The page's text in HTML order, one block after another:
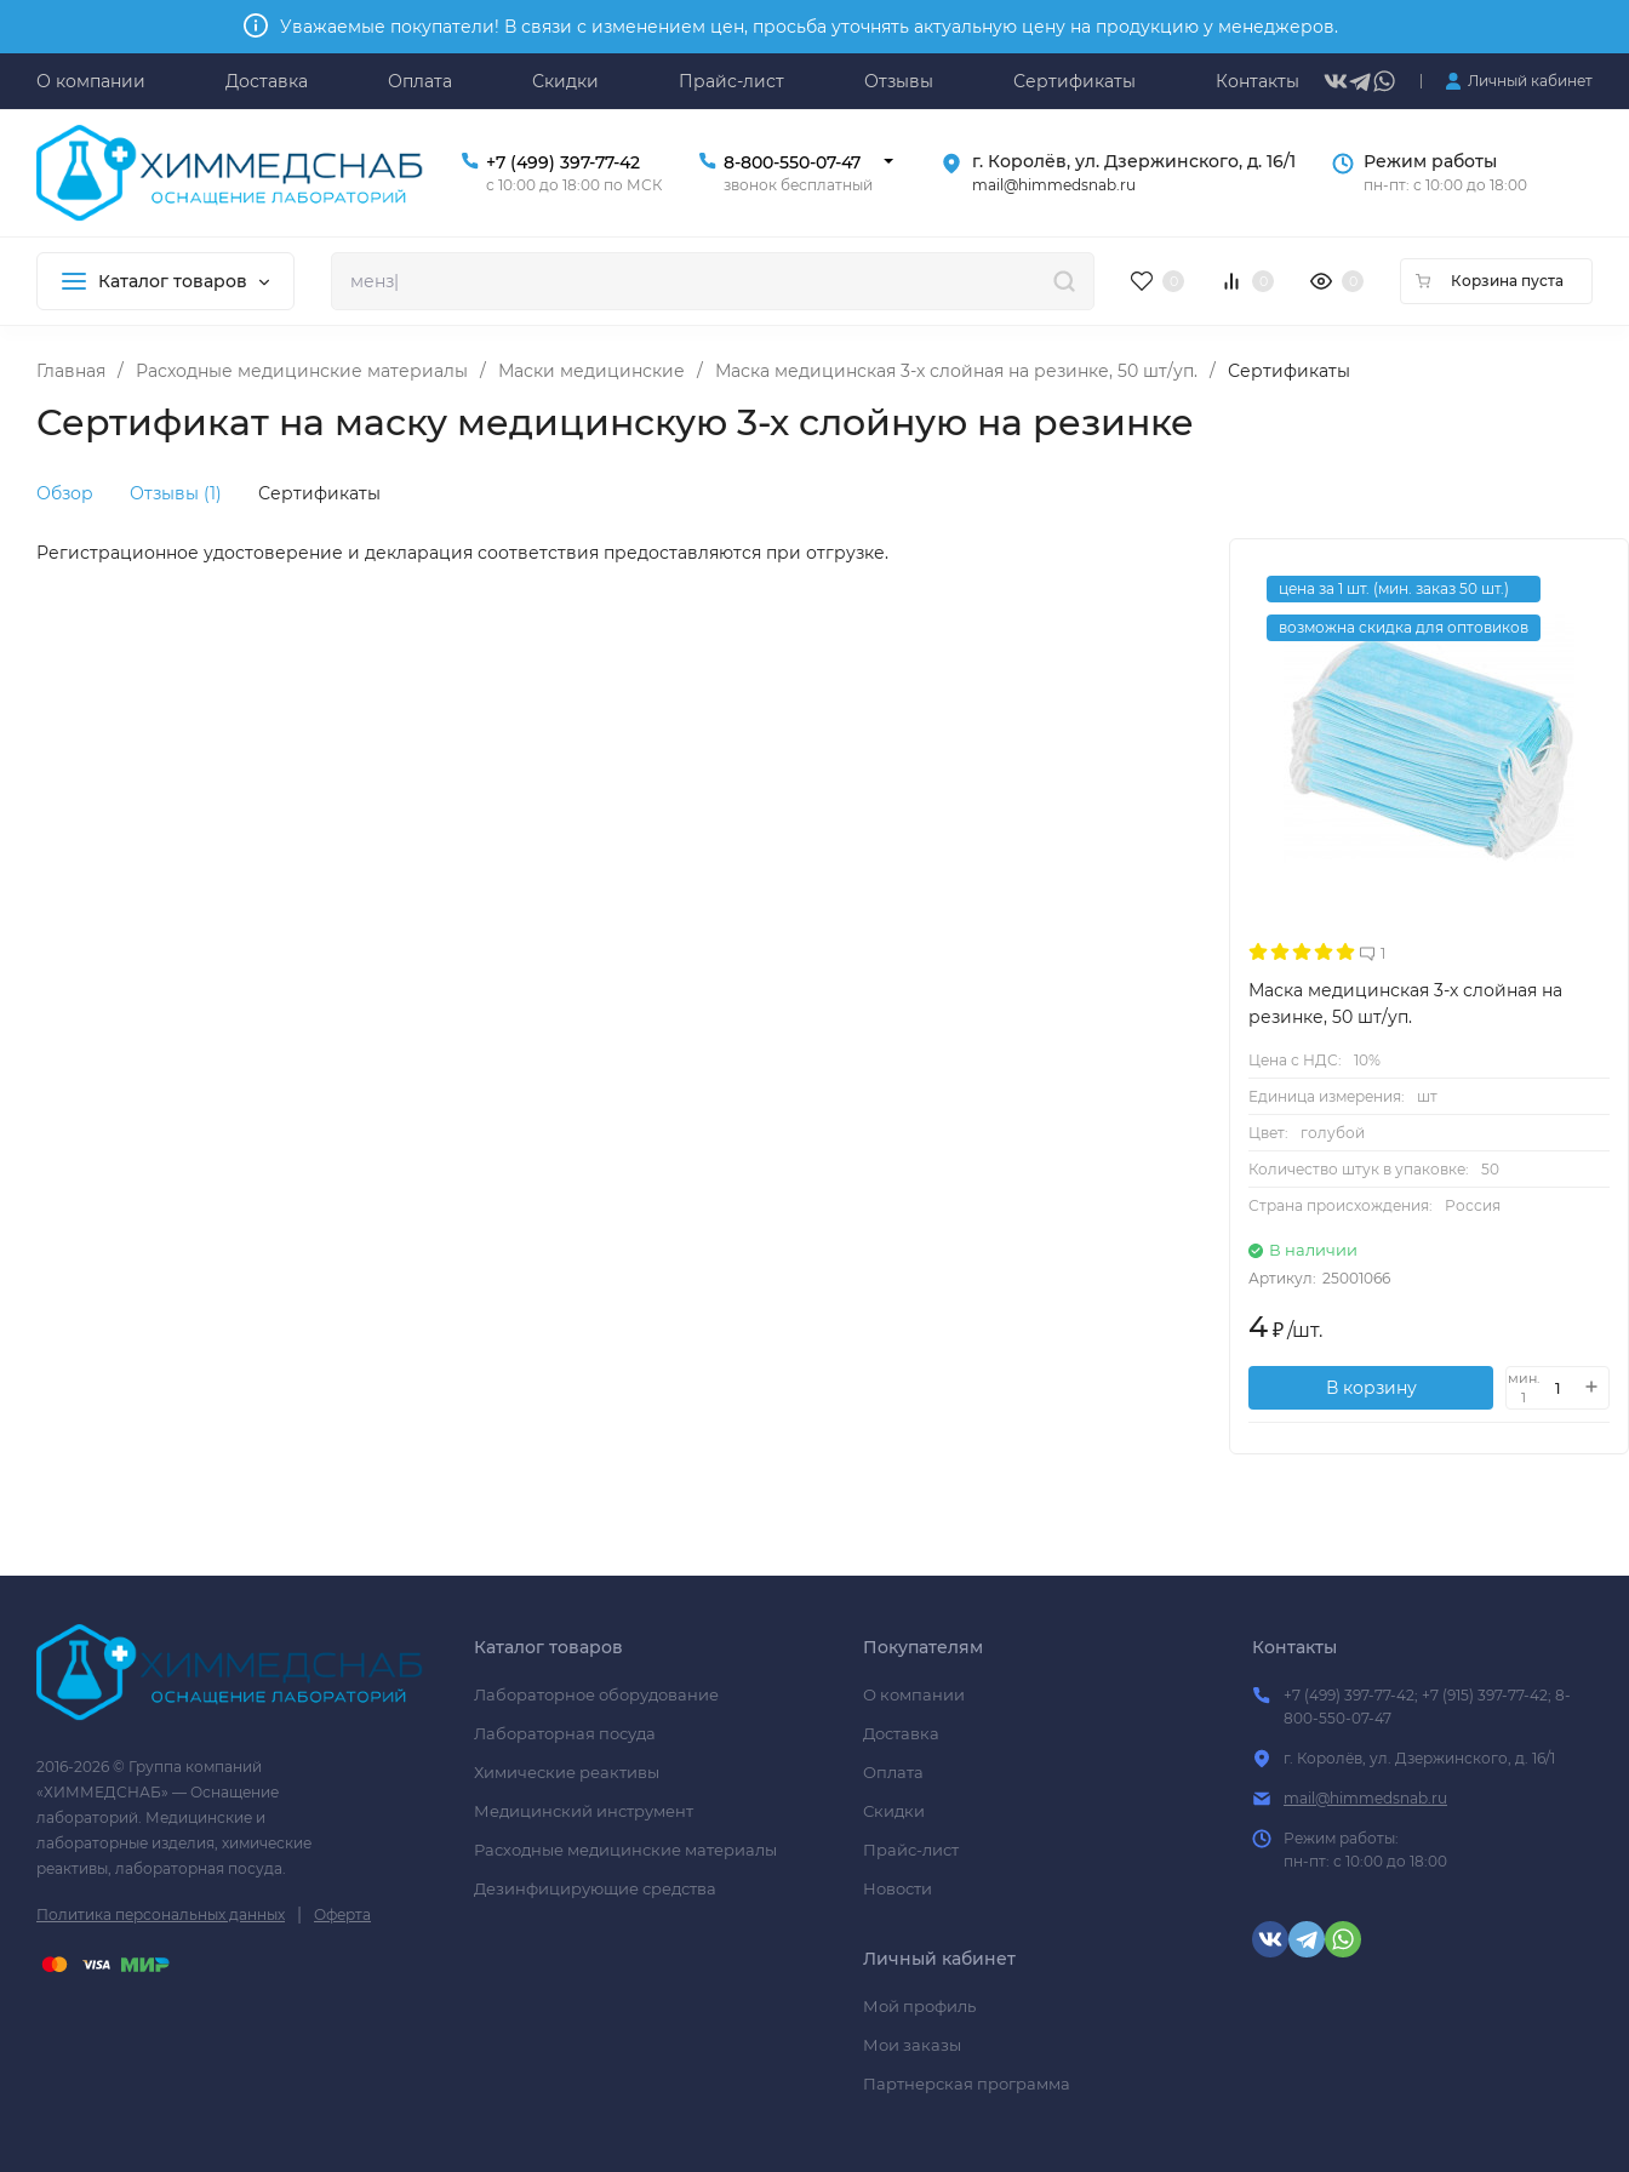
Уважаемые покупатели! В связи с изменением цен, просьба уточнять актуальную цену на продукцию у менеджеров.
О компании Доставка Оплата Скидки Прайс-лист Отзывы Сертификаты Контакты Личный кабинет
+7 (499) 397-77-42
с 10:00 до 18:00 по МСК
8-800-550-07-47
звонок бесплатный
г. Королёв, ул. Дзержинского, д. 16/1
mail@himmedsnab.ru
Режим работы
пн-пт: с 10:00 до 18:00
Каталог товаров Корзина пуста
Главная / Расходные медицинские материалы / Маски медицинские / Маска медицинская 3-х слойная на резинке, 50 шт/уп. / Сертификаты
Сертификат на маску медицинскую 3-х слойную на резинке
Обзор Отзывы (1) Сертификаты
Регистрационное удостоверение и декларация соответствия предоставляются при отгрузке.
цена за 1 шт. (мин. заказ 50 шт.)
возможна скидка для оптовиков
1
Маска медицинская 3-х слойная на
резинке, 50 шт/уп.
Цена с НДС:
10%
Единица измерения:
шт
Цвет:
голубой
Количество штук в упаковке:
50
Страна происхождения:
Россия
В наличии
Артикул: 25001066
4 ₽/шт.
В корзину
мин.
1
2016-2026 © Группа компаний
«ХИММЕДСНАБ» — Оснащение
лабораторий. Медицинские и
лабораторные изделия, химические
реактивы, лабораторная посуда.
Политика персональных данных | Оферта
Каталог товаров
Лабораторное оборудование
Лабораторная посуда
Химические реактивы
Медицинский инструмент
Расходные медицинские материалы
Дезинфицирующие средства
Покупателям
О компании
Доставка
Оплата
Скидки
Прайс-лист
Новости
Личный кабинет
Мой профиль
Мои заказы
Партнерская программа
Контакты
+7 (499) 397-77-42; +7 (915) 397-77-42; 8-
800-550-07-47
г. Королёв, ул. Дзержинского, д. 16/1
mail@himmedsnab.ru
Режим работы:
пн-пт: с 10:00 до 18:00